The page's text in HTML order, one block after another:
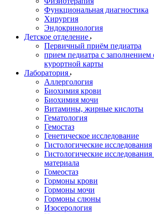
Функциональная диагностика
Хирургия
Эндокринология
Детское отделение
Первичный приём педиатра
прием педиатра с заполнением
курортной карты
Лаборатория
Аллергология
Биохимия крови
Биохимия мочи
Витамины, жирные кислоты
Гематология
Гемостаз
Генетическое исследование
Гистологические исследования
Гистологические
материала
Гомеостаз
Гормоны крови
Гормоны мочи
Гормоны слюны
Изосерология